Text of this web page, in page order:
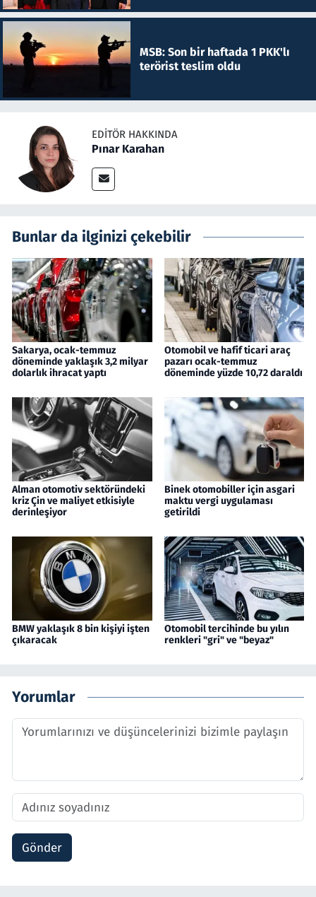
MSB: Son bir haftada 1 PKK'lı
terörist teslim oldu
EDITÖR HAKKINDA
Pınar Karahan
Bunlar da ilginizi çekebilir
Sakarya, ocak-temmuz
döneminde yaklaşık 3,2 milyar
dolarlık ihracat yaptı
Otomobil ve hafif ticari araç
pazarı ocak-temmuz
döneminde yüzde 10,72 daraldı
Alman otomotiv sektöründeki
kriz Çin ve maliyet etkisiyle
derinleşiyor
Binek otomobiller için asgari
maktu vergi uygulaması
getirildi
BMW yaklaşık 8 bin kişiyi işten
çıkaracak
Otomobil tercihinde bu yılın
renkleri "gri" ve "beyaz"
Yorumlar
Gönder